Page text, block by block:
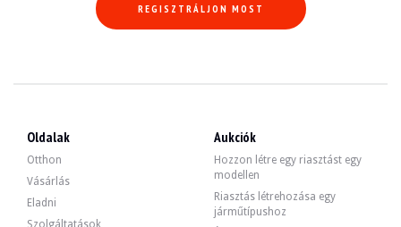
Belül az eladó szerint a jármű jó állapotban van. A szövetkárpitozáson a
REGISZTRÁLJON MOST
Oldalak
Otthon
Vásárlás
Eladni
Szolgáltatások
Aukciók
Hozzon létre egy riasztást egy
modellen
Riasztás létrehozása egy
járműtípushoz